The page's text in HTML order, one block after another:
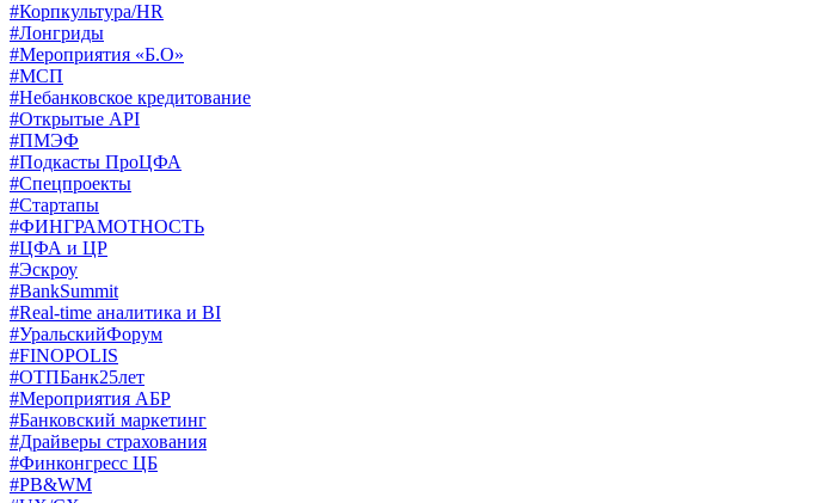
#Корпкультура/HR
#Лонгриды
#Мероприятия «Б.О»
#МСП
#Небанковское кредитование
#Открытые API
#ПМЭФ
#Подкасты ПроЦФА
#Спецпроекты
#Стартапы
#ФИНГРАМОТНОСТЬ
#ЦФА и ЦР
#Эскроу
#BankSummit
#Real-time аналитика и BI
#УральскийФорум
#FINOPOLIS
#ОТПБанк25лет
#Мероприятия АБР
#Банковский маркетинг
#Драйверы страхования
#Финконгресс ЦБ
#PB&WM